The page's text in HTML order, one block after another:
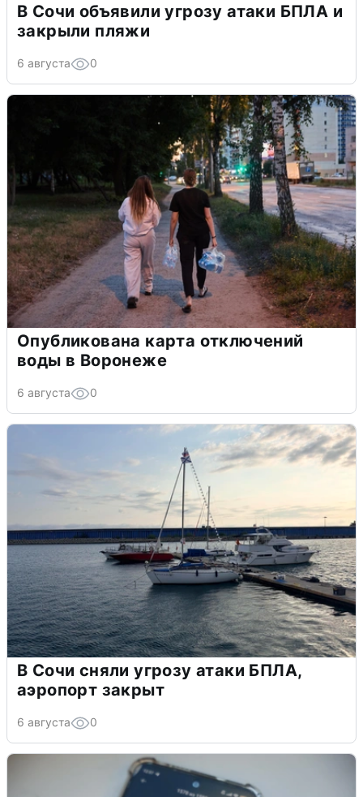
В Сочи объявили угрозу атаки БПЛА и
закрыли пляжи
6 августа 0
Опубликована карта отключений
воды в Воронеже
6 августа 0
В Сочи сняли угрозу атаки БПЛА,
аэропорт закрыт
6 августа 0